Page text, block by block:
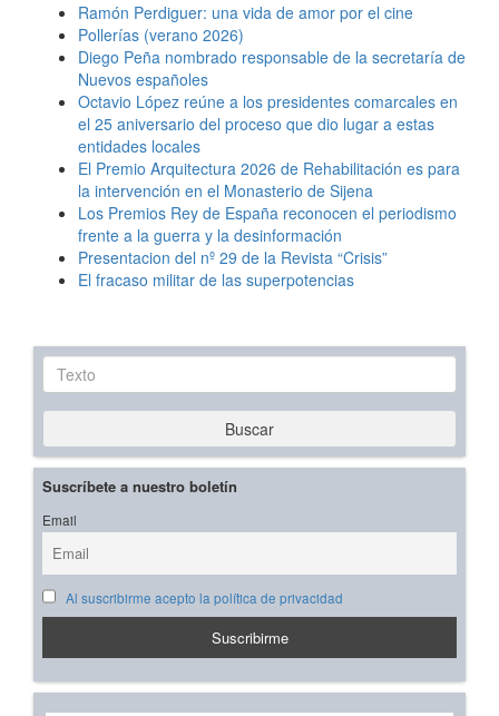
Ramón Perdiguer: una vida de amor por el cine
Pollerías (verano 2026)
Diego Peña nombrado responsable de la secretaría de
Nuevos españoles
Octavio López reúne a los presidentes comarcales en
el 25 aniversario del proceso que dio lugar a estas
entidades locales
El Premio Arquitectura 2026 de Rehabilitación es para
la intervención en el Monasterio de Sijena
Los Premios Rey de España reconocen el periodismo
frente a la guerra y la desinformación
Presentacion del nº 29 de la Revista “Crisis”
El fracaso militar de las superpotencias
Texto
Buscar
Suscríbete a nuestro boletín
Email
Al suscribirme acepto la política de privacidad